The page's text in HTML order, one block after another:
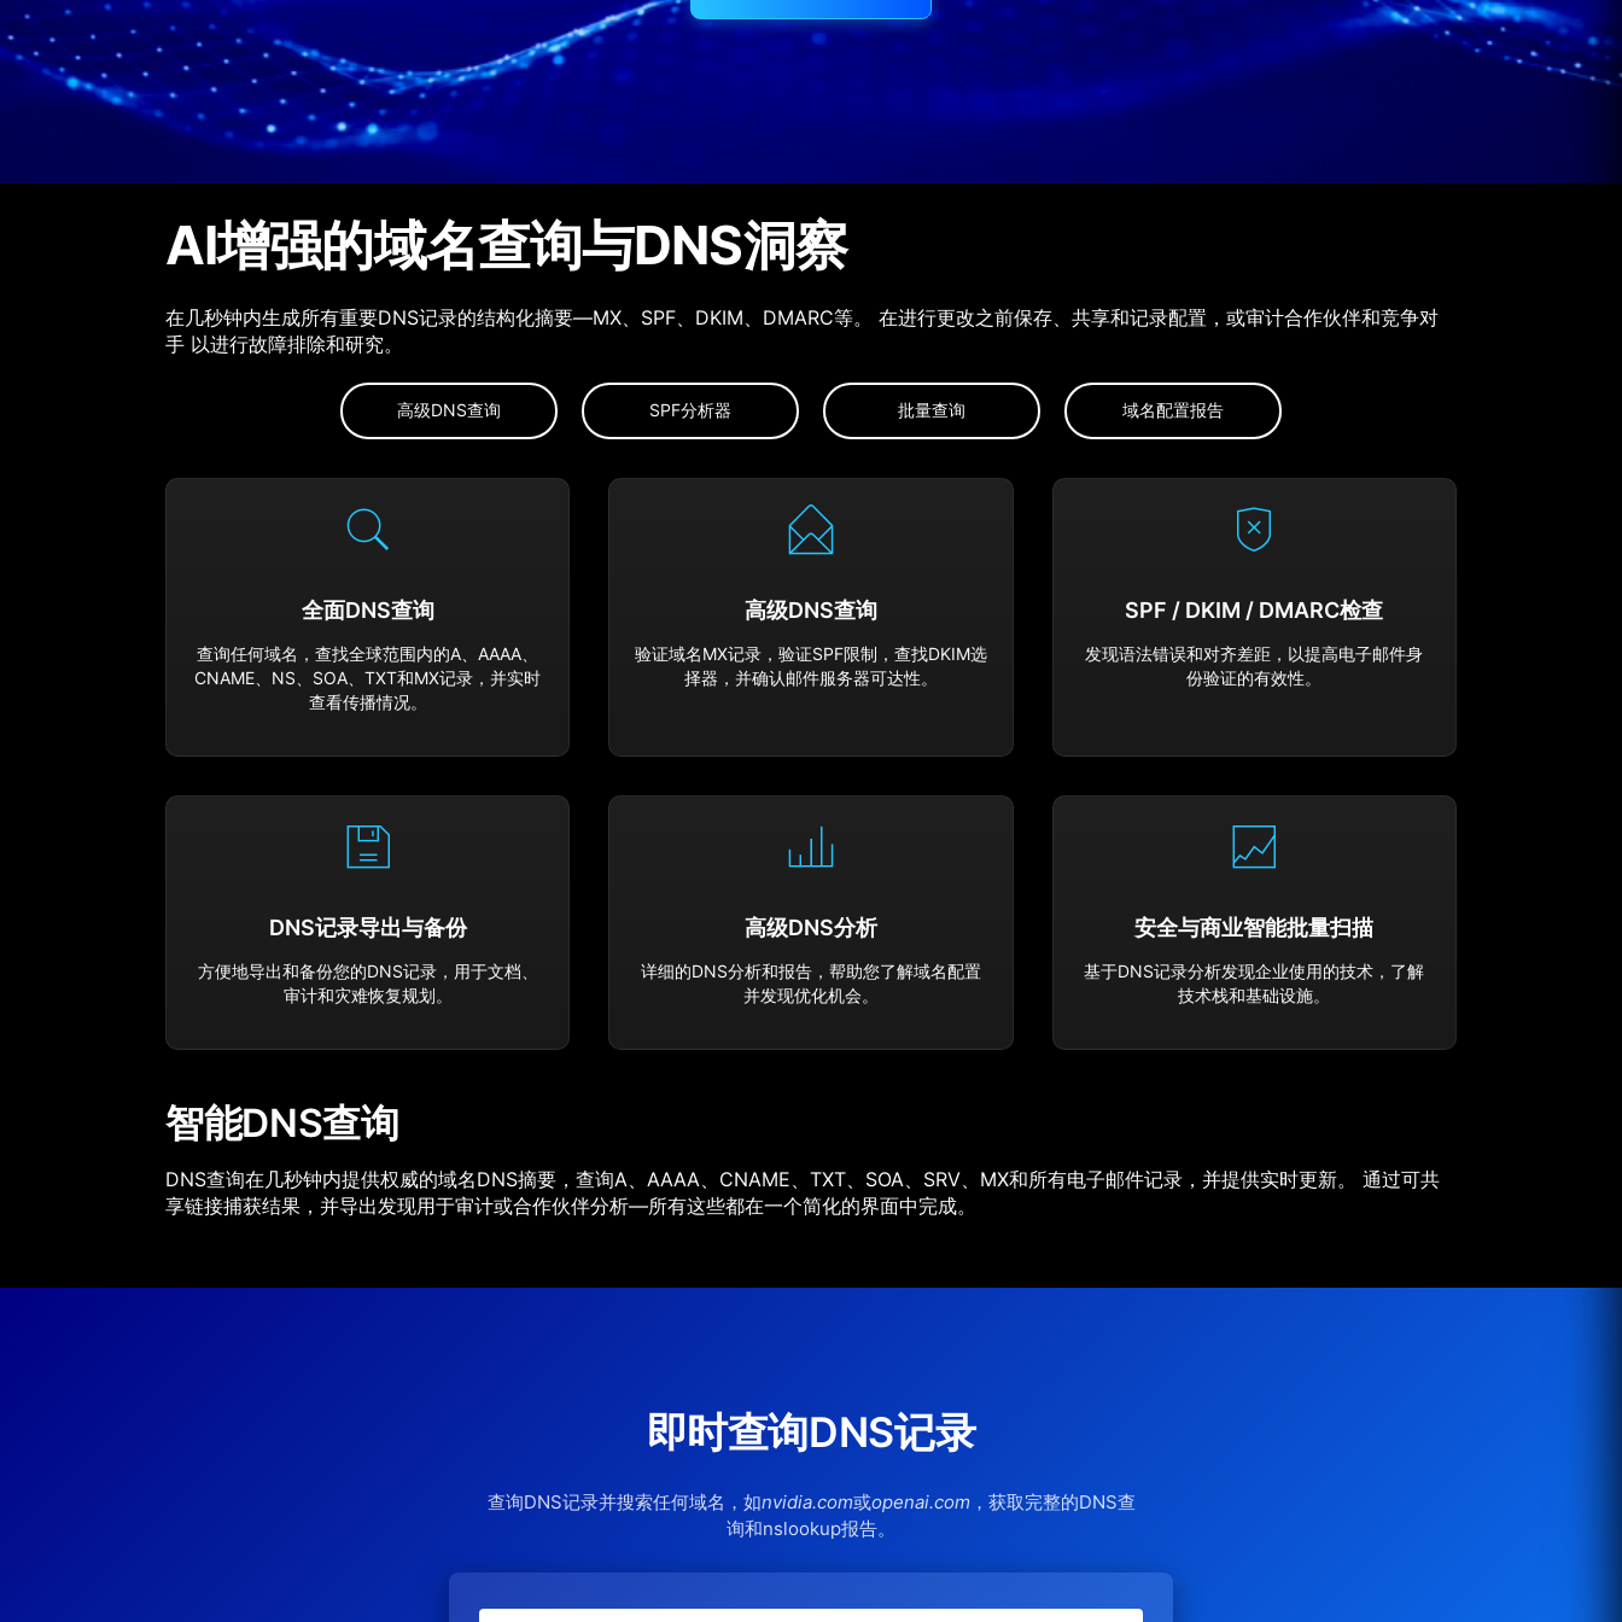
AI增强的域名查询与DNS洞察
在几秒钟内生成所有重要DNS记录的结构化摘要—MX、SPF、DKIM、DMARC等。 在进行更改之前保存、共享和记录配置，或审计合作伙伴和竞争对
手 以进行故障排除和研究。
高级DNS查询 SPF分析器 批量查询 域名配置报告
全面DNS查询
查询任何域名，查找全球范围内的A、AAAA、
CNAME、NS、SOA、TXT和MX记录，并实时
查看传播情况。
高级DNS查询
验证域名MX记录，验证SPF限制，查找DKIM选
择器，并确认邮件服务器可达性。
SPF / DKIM / DMARC检查
发现语法错误和对齐差距，以提高电子邮件身
份验证的有效性。
DNS记录导出与备份
方便地导出和备份您的DNS记录，用于文档、
审计和灾难恢复规划。
高级DNS分析
详细的DNS分析和报告，帮助您了解域名配置
并发现优化机会。
安全与商业智能批量扫描
基于DNS记录分析发现企业使用的技术，了解
技术栈和基础设施。
智能DNS查询
DNS查询在几秒钟内提供权威的域名DNS摘要，查询A、AAAA、CNAME、TXT、SOA、SRV、MX和所有电子邮件记录，并提供实时更新。 通过可共
享链接捕获结果，并导出发现用于审计或合作伙伴分析—所有这些都在一个简化的界面中完成。
即时查询DNS记录
查询DNS记录并搜索任何域名，如nvidia.com或openai.com，获取完整的DNS查
询和nslookup报告。